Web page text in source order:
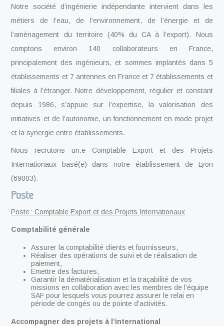
Notre société d’ingénierie indépendante intervient dans les
métiers de l’eau, de l’environnement, de l’énergie et de
l’aménagement du territoire (40% du CA à l’export). Nous
comptons environ 140 collaborateurs en France,
principalement des ingénieurs, et sommes implantés dans 5
établissements et 7 antennes en France et 7 établissements et
filiales à l’étranger. Notre développement, régulier et constant
depuis 1986, s’appuie sur l’expertise, la valorisation des
initiatives et de l’autonomie, un fonctionnement en mode projet
et la synergie entre établissements.
Nous recrutons un.e Comptable Export et des Projets
Internationaux basé(e) dans notre établissement de Lyon
(69003).
Poste
Poste : Comptable Export et des Projets Internationaux
Comptabilité générale
Assurer la comptabilité clients et fournisseurs,
Réaliser des opérations de suivi et de réalisation de
paiement,
Emettre des factures,
Garantir la dématérialisation et la traçabilité de vos
missions en collaboration avec les membres de l’équipe
SAF pour lesquels vous pourrez assurer le relai en
période de congés ou de pointe d’activités.
Accompagner des projets à l’international